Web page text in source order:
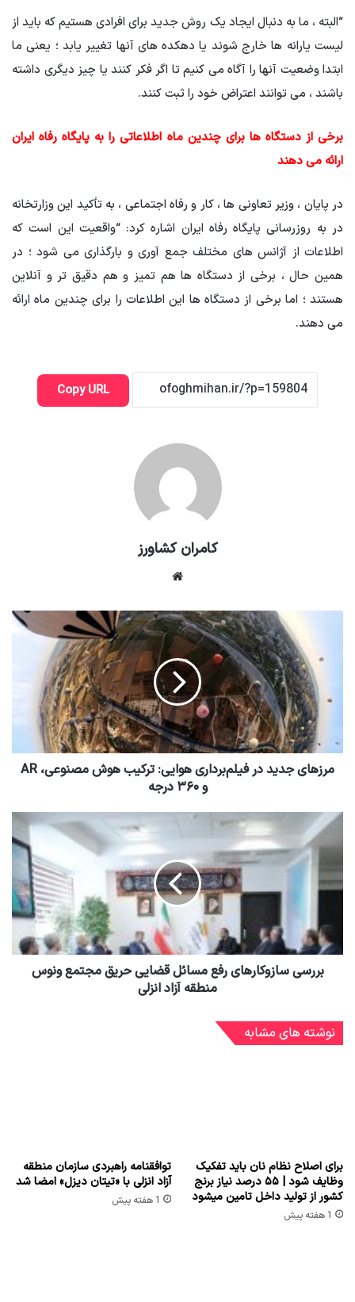
“البته ، ما به دنبال ایجاد یک روش جدید برای افرادی هستیم که باید از
لیست یارانه ها خارج شوند یا دهکده های آنها تغییر یابد ؛ یعنی ما
ابتدا وضعیت آنها را آگاه می کنیم تا اگر فکر کنند یا چیز دیگری داشته
باشند ، می توانند اعتراض خود را ثبت کنند.
برخی از دستگاه ها برای چندین ماه اطلاعاتی را به پایگاه رفاه ایران
ارائه می دهند
در پایان ، وزیر تعاونی ها ، کار و رفاه اجتماعی ، به تأکید این وزارتخانه
در به روزرسانی پایگاه رفاه ایران اشاره کرد: “واقعیت این است که
اطلاعات از آژانس های مختلف جمع آوری و بارگذاری می شود ؛ در
همین حال ، برخی از دستگاه ها هم تمیز و هم دقیق تر و آنلاین
هستند ؛ اما برخی از دستگاه ها این اطلاعات را برای چندین ماه ارائه
می دهند.
Copy URL
کامران کشاورز
مرزهای جدید در فیلم‌برداری هوایی: ترکیب هوش مصنوعی، AR
و ۳۶۰ درجه
بررسی سازوکارهای رفع مسائل قضایی حریق مجتمع ونوس
منطقه آزاد انزلی
نوشته های مشابه
برای اصلاح نظام نان باید تفکیک
وظایف شود | ۵۵ درصد نیاز برنج
کشور از تولید داخل تامین میشود
1 هفته پیش
توافقنامه راهبردی سازمان منطقه
آزاد انزلی با «تیتان دیزل» امضا شد
1 هفته پیش